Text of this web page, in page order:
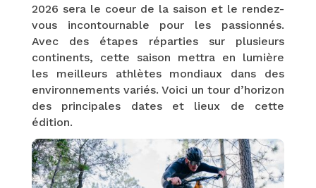
2026 sera le coeur de la saison et le rendez-
vous incontournable pour les passionnés.
Avec des étapes réparties sur plusieurs
continents, cette saison mettra en lumière
les meilleurs athlètes mondiaux dans des
environnements variés. Voici un tour d’horizon
des principales dates et lieux de cette
édition.